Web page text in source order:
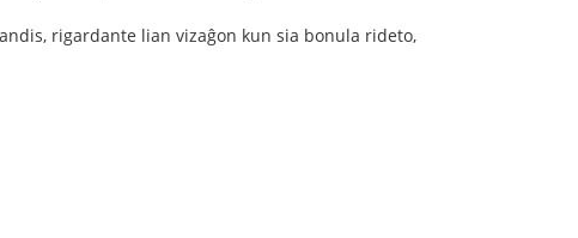
rigardante lian vizaĝon kun sia bonula rideto,